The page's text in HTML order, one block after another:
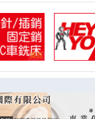
障維修
限OO台OO公O 詢價
湖嗎